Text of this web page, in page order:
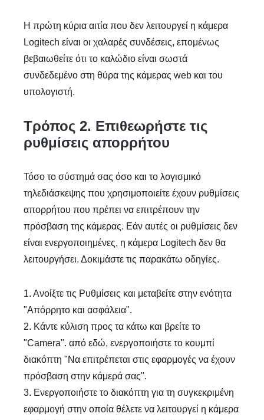
Η πρώτη κύρια αιτία που δεν λειτουργεί η κάμερα
Logitech είναι οι χαλαρές συνδέσεις, επομένως
βεβαιωθείτε ότι το καλώδιο είναι σωστά
συνδεδεμένο στη θύρα της κάμερας web και του
υπολογιστή.
Τρόπος 2. Επιθεωρήστε τις
ρυθμίσεις απορρήτου
Τόσο το σύστημά σας όσο και το λογισμικό
τηλεδιάσκεψης που χρησιμοποιείτε έχουν ρυθμίσεις
απορρήτου που πρέπει να επιτρέπουν την
πρόσβαση της κάμερας. Εάν αυτές οι ρυθμίσεις δεν
είναι ενεργοποιημένες, η κάμερα Logitech δεν θα
λειτουργήσει. Δοκιμάστε τις παρακάτω οδηγίες.
1. Ανοίξτε τις Ρυθμίσεις και μεταβείτε στην ενότητα
"Απόρρητο και ασφάλεια".
2. Κάντε κύλιση προς τα κάτω και βρείτε το
"Camera". από εδώ, ενεργοποιήστε το κουμπί
διακόπτη "Να επιτρέπεται στις εφαρμογές να έχουν
πρόσβαση στην κάμερά σας".
3. Ενεργοποιήστε το διακόπτη για τη συγκεκριμένη
εφαρμογή στην οποία θέλετε να λειτουργεί η κάμερα